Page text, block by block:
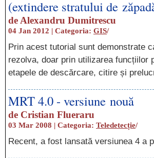
(extindere stratului de
de Alexandru Dumitrescu
04 Jan 2012 | Categoria: GIS/
Prin acest tutorial sunt demonstrate
rezolva, doar prin utilizarea funcțiilor
etapele de descărcare, citire și
MRT 4.0 - versiune nouă
de Cristian Flueraru
03 Mar 2008 | Categoria: Teledetecție/
Recent, a fost lansată versiunea 4 a